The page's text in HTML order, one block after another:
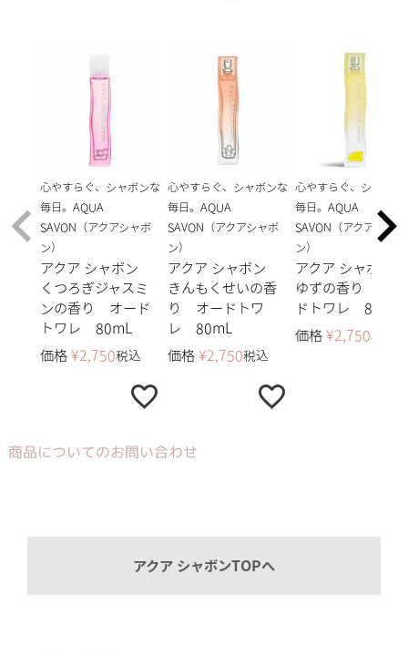
心やすらぐ、シャボンな
毎日。AQUA
SAVON（アクアシャボ
ン）
アクア シャボン
くつろぎジャスミ
ンの香り オード
トワレ 80mL
価格 ¥2,750税込
心やすらぐ、シャボンな
毎日。AQUA
SAVON（アクアシャボ
ン）
アクア シャボン
きんもくせいの香
り オードトワ
レ 80mL
価格 ¥2,750税込
心やすらぐ、シャボン
毎日。AQUA
SAVON（アクアシャボ
ン）
アクア シャボン
ゆずの香り オー
ドトワレ 80mL
価格 ¥2,750税込
商品についてのお問い合わせ
アクア シャボンTOPへ